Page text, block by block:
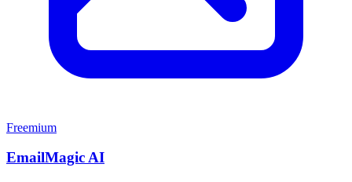
Freemium
EmailMagic AI